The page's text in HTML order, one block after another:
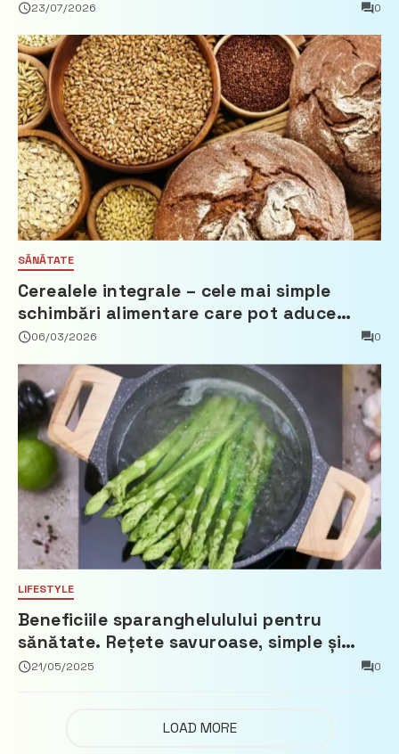
23/07/2026 0
SĂNĂTATE
Cerealele integrale – cele mai simple
schimbări alimentare care pot aduce
beneficii reale
06/03/2026 0
LIFESTYLE
Beneficiile sparanghelulului pentru
sănătate. Rețete savuroase, simple și
ușor de pregătit
21/05/2025 0
LOAD MORE